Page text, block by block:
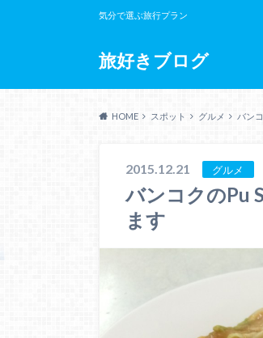
旅好きブログ
気分で選ぶ旅行プラン
HOME スポット グルメ バン
2015.12.21 グルメ
バンコクのPu
ます